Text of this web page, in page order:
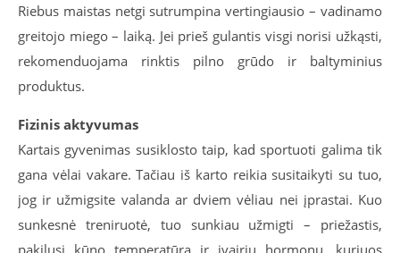
Riebus maistas netgi sutrumpina vertingiausio – vadinamo
greitojo miego – laiką. Jei prieš gulantis visgi norisi užkąsti,
rekomenduojama rinktis pilno grūdo ir baltyminius
produktus.
Fizinis aktyvumas
Kartais gyvenimas susiklosto taip, kad sportuoti galima tik
gana vėlai vakare. Tačiau iš karto reikia susitaikyti su tuo,
jog ir užmigsite valanda ar dviem vėliau nei įprastai. Kuo
sunkesnė treniruotė, tuo sunkiau užmigti – priežastis,
pakilusi kūno temperatūra ir įvairių hormonų, kuriuos